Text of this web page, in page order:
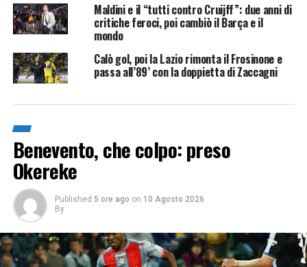
Maldini e il “tutti contro Cruijff”: due anni di
critiche feroci, poi cambiò il Barça e il
mondo
Calò gol, poi la Lazio rimonta il Frosinone e
passa all’89’ con la doppietta di Zaccagni
Benevento, che colpo: preso
Okereke
Published 5 ore ago on 10 Agosto 2026
By